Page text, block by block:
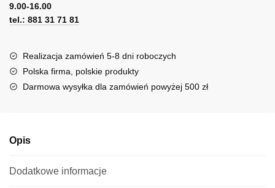
e
r
a
t
i
9.00-16.00
tel.: 881 31 71 81
Realizacja zamówień 5-8 dni roboczych
Polska firma, polskie produkty
Darmowa wysyłka dla zamówień powyżej 500 zł
Opis
Dodatkowe informacje